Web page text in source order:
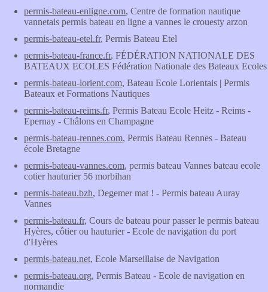
permis-bateau-enligne.com, Centre de formation nautique
vannetais permis bateau en ligne a vannes le crouesty arzon
permis-bateau-etel.fr, Permis Bateau Etel
permis-bateau-france.fr, FÉDÉRATION NATIONALE DES
BATEAUX ECOLES Fédération Nationale des Bateaux Ecoles
permis-bateau-lorient.com, Bateau Ecole Lorientais | Permis
Bateaux et Formations Nautiques
permis-bateau-reims.fr, Permis Bateau Ecole Heitz - Reims -
Epernay - Châlons en Champagne
permis-bateau-rennes.com, Permis Bateau Rennes - Bateau
école Bretagne
permis-bateau-vannes.com, permis bateau Vannes bateau ecole
cotier hauturier 56 morbihan
permis-bateau.bzh, Degemer mat ! - Permis bateau Auray
Vannes
permis-bateau.fr, Cours de bateau pour passer le permis bateau
Hyères, côtier ou hauturier - Ecole de navigation du port
d'Hyères
permis-bateau.net, Ecole Marseillaise de Navigation
permis-bateau.org, Permis Bateau - Ecole de navigation en
normandie